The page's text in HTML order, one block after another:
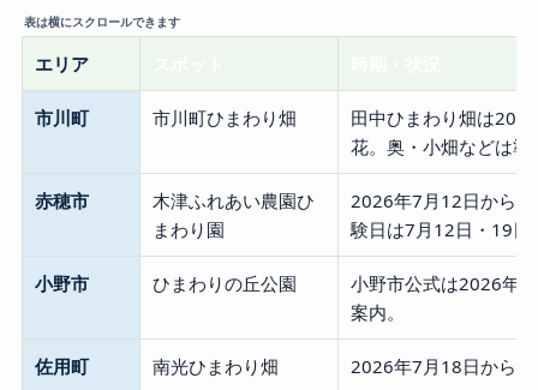
エリア
市川町 市川町ひまわり畑
田中ひまわり畑は
花。奥・小畑などは準
赤穂市
木津ふれあい農園ひ
まわり園
2026年7月12日から7
験日は7月12日・19日
小野市 ひまわりの丘公園
小野市公式は2026年7
案内。
佐用町 南光ひまわり畑 2026年7月18日から8